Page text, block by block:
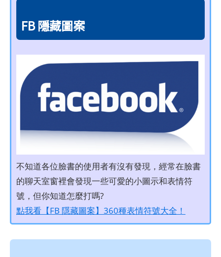
FB 隱藏圖案
不知道各位臉書的使用者有沒有發現，經常在臉書
的聊天室窗裡會發現一些可愛的小圖示和表情符
號，但你知道怎麼打嗎?
點我看【FB 隱藏圖案】360種表情符號大全！